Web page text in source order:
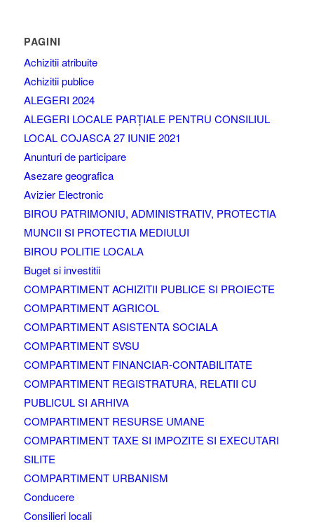
PAGINI
Achizitii atribuite
Achizitii publice
ALEGERI 2024
ALEGERI LOCALE PARȚIALE PENTRU CONSILIUL
LOCAL COJASCA 27 IUNIE 2021
Anunturi de participare
Asezare geografica
Avizier Electronic
BIROU PATRIMONIU, ADMINISTRATIV, PROTECTIA
MUNCII SI PROTECTIA MEDIULUI
BIROU POLITIE LOCALA
Buget si investitii
COMPARTIMENT ACHIZITII PUBLICE SI PROIECTE
COMPARTIMENT AGRICOL
COMPARTIMENT ASISTENTA SOCIALA
COMPARTIMENT SVSU
COMPARTIMENT FINANCIAR-CONTABILITATE
COMPARTIMENT REGISTRATURA, RELATII CU
PUBLICUL SI ARHIVA
COMPARTIMENT RESURSE UMANE
COMPARTIMENT TAXE SI IMPOZITE SI EXECUTARI
SILITE
COMPARTIMENT URBANISM
Conducere
Consilieri locali